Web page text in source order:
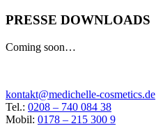
PRESSE DOWNLOADS
Coming soon…
kontakt@medichelle-cosmetics.de
Tel.: 0208 – 740 084 38
Mobil: 0178 – 215 300 9